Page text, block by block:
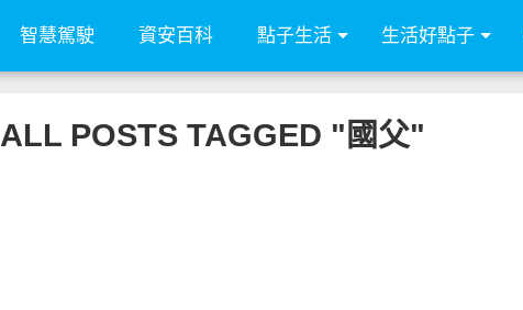
智慧駕駛 資安百科 點子生活 生活好點子
ALL POSTS TAGGED "國父"